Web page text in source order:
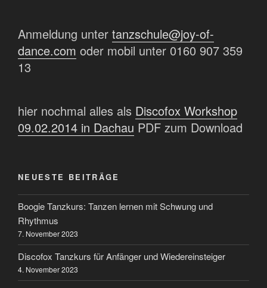
Anmeldung unter tanzschule@joy-of-
dance.com oder mobil unter 0160 907 359
13
hier nochmal alles als Discofox Workshop
09.02.2014 in Dachau PDF zum Download
NEUESTE BEITRÄGE
Boogie Tanzkurs: Tanzen lernen mit Schwung und
Rhythmus
7. November 2023
Discofox Tanzkurs für Anfänger und Wiedereinsteiger
4. November 2023